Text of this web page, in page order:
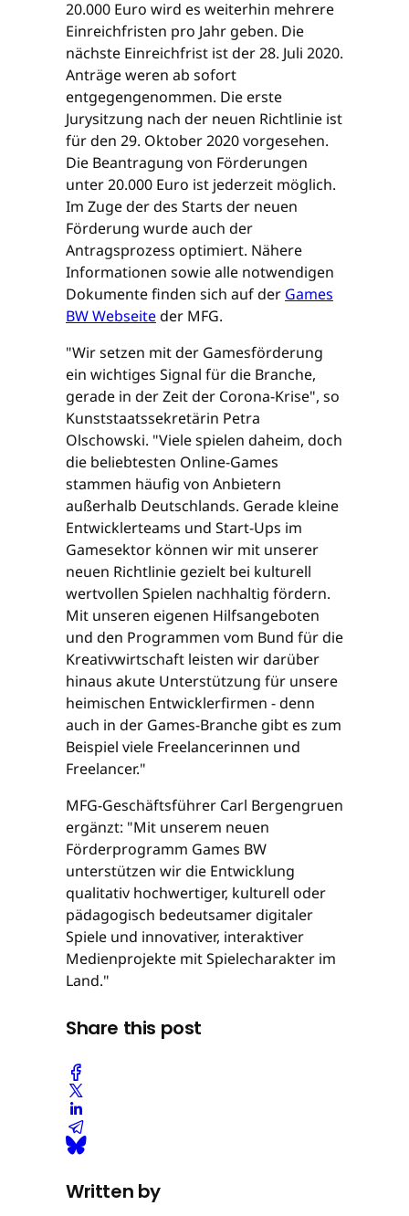
20.000 Euro wird es weiterhin mehrere
Einreichfristen pro Jahr geben. Die
nächste Einreichfrist ist der 28. Juli 2020.
Anträge weren ab sofort
entgegengenommen. Die erste
Jurysitzung nach der neuen Richtlinie ist
für den 29. Oktober 2020 vorgesehen.
Die Beantragung von Förderungen
unter 20.000 Euro ist jederzeit möglich.
Im Zuge der des Starts der neuen
Förderung wurde auch der
Antragsprozess optimiert. Nähere
Informationen sowie alle notwendigen
Dokumente finden sich auf der Games
BW Webseiteder MFG.
"Wir setzen mit der Gamesförderung
ein wichtiges Signal für die Branche,
gerade in der Zeit der Corona-Krise", so
Kunststaatssekretärin Petra
Olschowski. "Viele spielen daheim, doch
die beliebtesten Online-Games
stammen häufig von Anbietern
außerhalb Deutschlands. Gerade kleine
Entwicklerteams und Start-Ups im
Gamesektor können wir mit unserer
neuen Richtlinie gezielt bei kulturell
wertvollen Spielen nachhaltig fördern.
Mit unseren eigenen Hilfsangeboten
und den Programmen vom Bund für die
Kreativwirtschaft leisten wir darüber
hinaus akute Unterstützung für unsere
heimischen Entwicklerfirmen - denn
auch in der Games-Branche gibt es zum
Beispiel viele Freelancerinnen und
Freelancer."
MFG-Geschäftsführer Carl Bergengruen
ergänzt: "Mit unserem neuen
Förderprogramm Games BW
unterstützen wir die Entwicklung
qualitativ hochwertiger, kulturell oder
pädagogisch bedeutsamer digitaler
Spiele und innovativer, interaktiver
Medienprojekte mit Spielecharakter im
Land."
Share this post
Written by